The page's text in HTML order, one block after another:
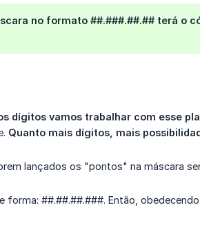
no formato ##.###.##.## terá o
dígitos vamos trabalhar com esse
Quanto mais dígitos, mais
lançados os "pontos" na máscara
##.##.##.###. Então,